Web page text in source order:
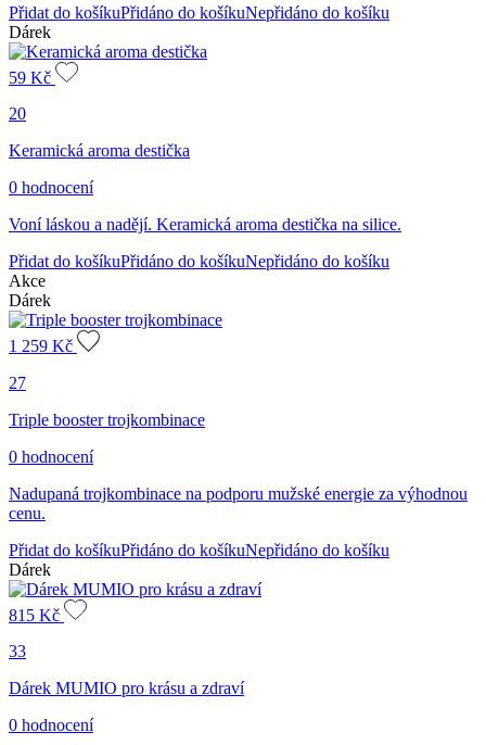
Přidat do košíkuPřidáno do košíkuNepřidáno do košíku
Dárek
59 Kč
20
Keramická aroma destička
0 hodnocení
Voní láskou a nadějí. Keramická aroma destička na silice.
Přidat do košíkuPřidáno do košíkuNepřidáno do košíku
Akce
Dárek
1 259 Kč
27
Triple booster trojkombinace
0 hodnocení
Nadupaná trojkombinace na podporu mužské energie za výhodnou
cenu.
Přidat do košíkuPřidáno do košíkuNepřidáno do košíku
Dárek
815 Kč
33
Dárek MUMIO pro krásu a zdraví
0 hodnocení